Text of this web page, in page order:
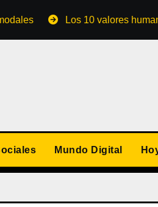
Los 10 valores humanos
Mundo Digital